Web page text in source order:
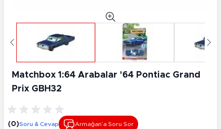
Matchbox 1:64 Arabalar '64 Pontiac Grand
Prix GBH32
(0)Soru & Cevap Armağan’a Soru Sor